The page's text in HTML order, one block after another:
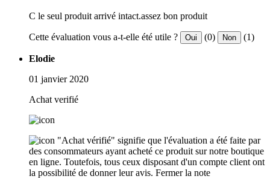
C le seul produit arrivé intact.assez bon produit
Cette évaluation vous a-t-elle été utile ? Oui (0) Non (1)
Elodie
01 janvier 2020
Achat verifié
"Achat vérifié" signifie que l'évaluation a été faite par
des consommateurs ayant acheté ce produit sur notre boutique
en ligne. Toutefois, tous ceux disposant d'un compte client ont
la possibilité de donner leur avis. Fermer la note